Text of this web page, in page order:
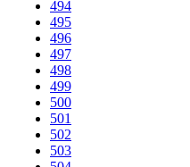
494
495
496
497
498
499
500
501
502
503